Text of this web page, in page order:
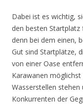
Dabei ist es wichtig,
den besten Startplatz
denn bei dem einen,
Gut sind Startplätze,
von einer Oase
Karawanen
Wasserstellen
Konkurrenten der